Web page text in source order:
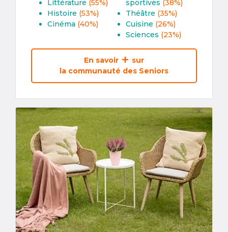
Littérature (55%)
Histoire (53%)
Cinéma (40%)
sportives (38%)
Théâtre (35%)
Cuisine (26%)
Sciences (23%)
En savoir
sur
la communauté des Seniors